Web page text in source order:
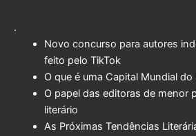
.
Novo concurso para autores
feito pelo TikTok
O que é uma Capital Mundial do
O papel das editoras de menor
literário
As Próximas Tendências